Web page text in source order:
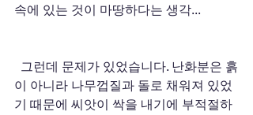
속에 있는 것이 마땅하다는 생각...
이 아니라 나무껍질과 돌로 채워져 있었
기 때문에 씨앗이 싹을 내기에 부적절하